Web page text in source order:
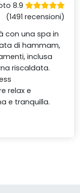
8.9
(1491 recensioni)
con una spa in
di hammam,
inclusa
riscaldata.
relax e
e tranquilla.